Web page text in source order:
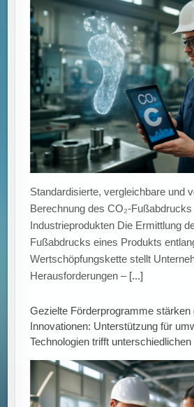
Standardisierte, vergleichbare und
Berechnung des CO₂-
Industrieprodukten Die Ermittlung
Fußabdrucks eines Produkts
Wertschöpfungskette stellt
Herausforderungen – [...]
Gezielte Förderprogramme stärken
Innovationen: Unterstützung für
Technologien trifft